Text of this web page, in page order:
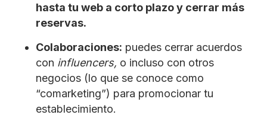
hasta tu web a corto plazo y cerrar más
reservas.
Colaboraciones: puedes cerrar acuerdos
con influencers, o incluso con otros
negocios (lo que se conoce como
“comarketing”) para promocionar tu
establecimiento.